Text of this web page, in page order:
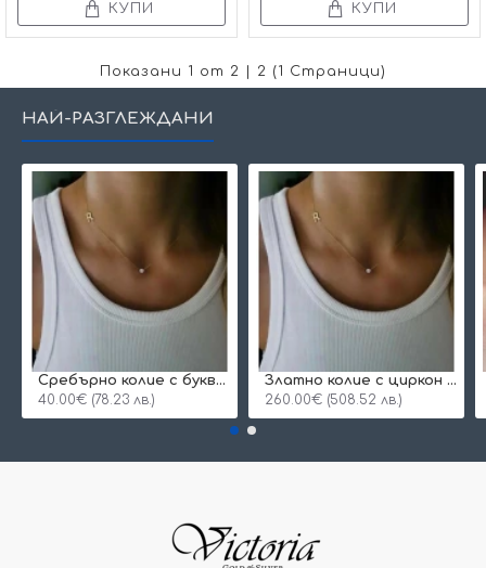
КУПИ КУПИ
Показани 1 от 2 | 2 (1 Страници)
НАЙ-РАЗГЛЕЖДАНИ
Сребърнo колие с буква и едно камъче
40.00€ (78.23 лв.)
Златно колие с циркон и буква по избор
260.00€ (508.52 лв.)